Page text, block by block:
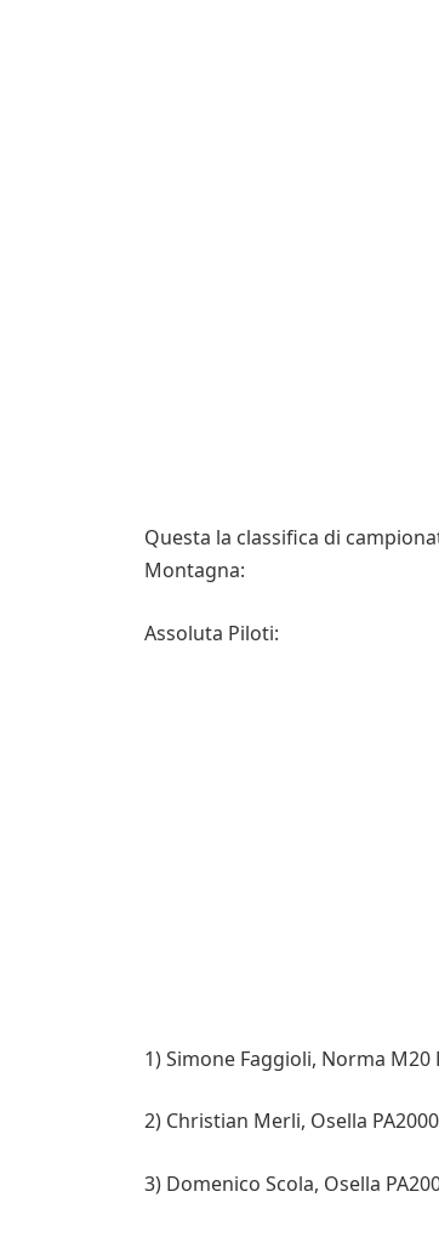
Questa la classifica di
Montagna:
Assoluta Piloti:
1) Simone Faggioli, Norma M20
2) Christian Merli, Osella
3) Domenico Scola, Osella